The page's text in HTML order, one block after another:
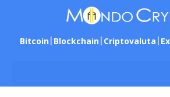
Bitcoin Blockchain Criptovaluta